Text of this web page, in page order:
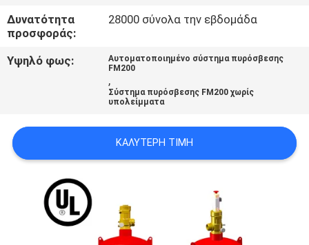
SITEMAP
PRIVACY
Δυνατότητα
προσφοράς:
28000 σύνολα την εβδομάδα
Υψηλό φως:
Αυτοματοποιημένο σύστημα πυρόσβεσης
FM200
,
Σύστημα πυρόσβεσης FM200 χωρίς
υπολείμματα
ΚΑΛΎΤΕΡΗ ΤΙΜΉ